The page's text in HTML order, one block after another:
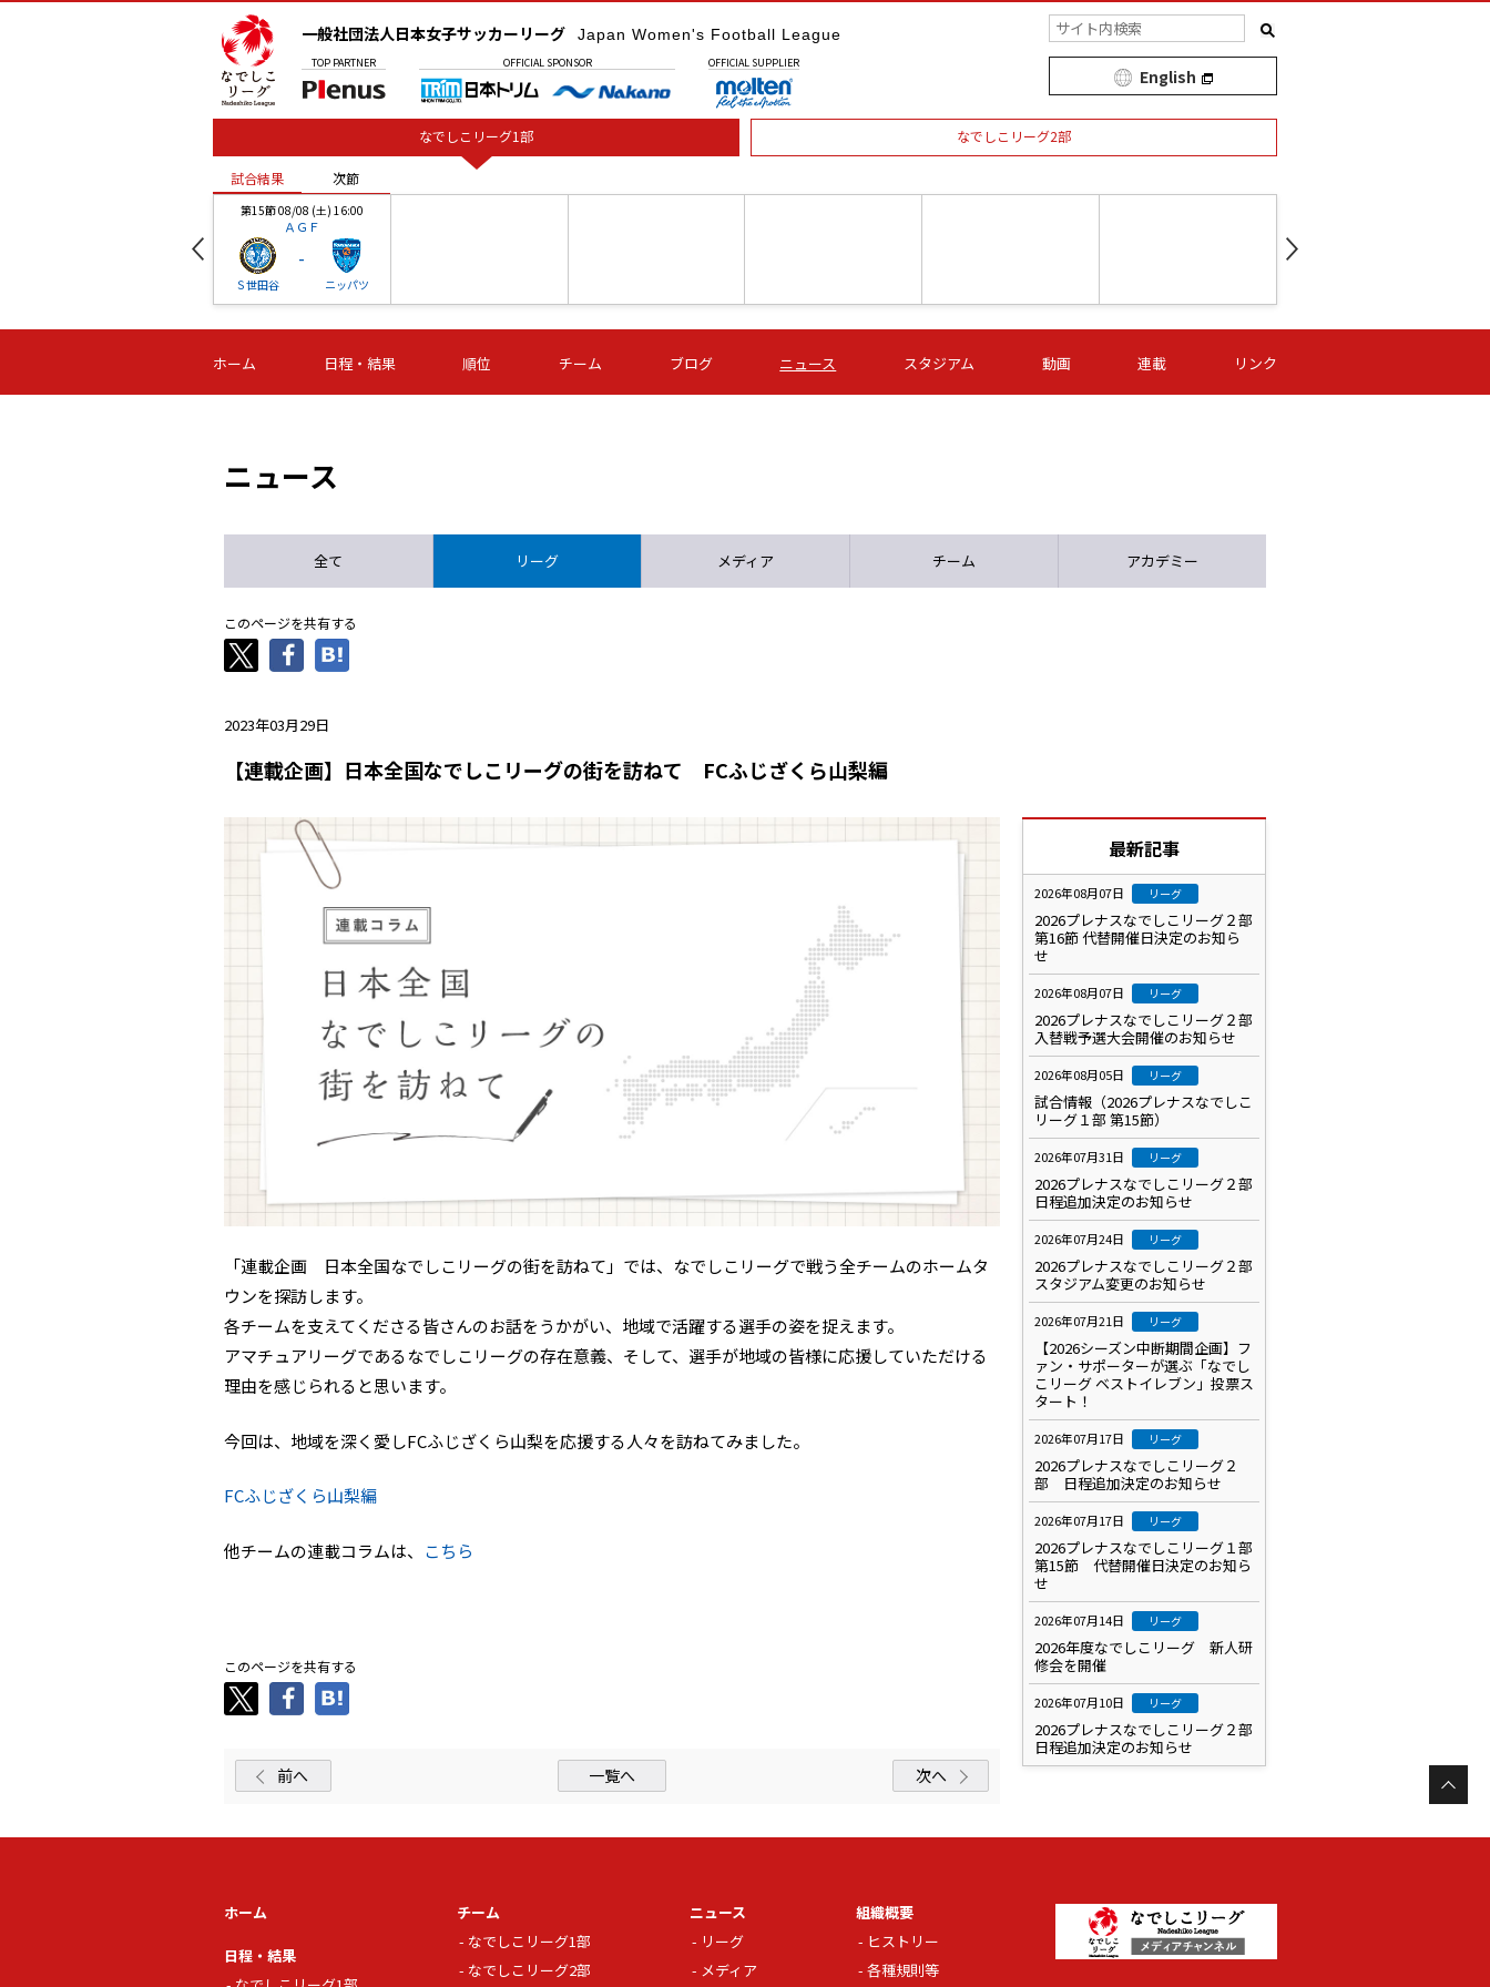
一般社団法人日本女子サッカーリーグ Japan Women's Football League
TOP PARTNER OFFICIAL SPONSOR OFFICIAL SUPPLIER
English
なでしこリーグ1部 なでしこリーグ2部
試合結果 次節
第15節 08/08 (土) 16:00
ＡＧＦ
Ｓ世田谷
-
ニッパツ
-
第16節 09/05 (土) 15:00
ニッパツ
-
第16節 09/05 (土) 15:00
石人の星
-
第16節 09/05 (土) 16:00
ＡＧＦ
-
いちご
-
第16節 09/06 (日) 15:00
-
第16節 09/06 (日) 15:00
- -
試合結果 次節
ホーム 日程・結果 順位 チーム ブログ ニュース スタジアム 動画 連載 リンク
ニュース
全て リーグ メディア チーム アカデミー
このページを共有する
2023年03月29日
【連載企画】日本全国なでしこリーグの街を訪ねて FCふじざくら山梨編
「連載企画 日本全国なでしこリーグの街を訪ねて」では、なでしこリーグで戦う全チームのホームタ
ウンを探訪します。
各チームを支えてくださる皆さんのお話をうかがい、地域で活躍する選手の姿を捉えます。
アマチュアリーグであるなでしこリーグの存在意義、そして、選手が地域の皆様に応援していただける
理由を感じられると思います。
今回は、地域を深く愛しFCふじざくら山梨を応援する人々を訪ねてみました。
FCふじざくら山梨編
他チームの連載コラムは、 こちら
このページを共有する
前へ 一覧へ 次へ
最新記事
2026年08月07日 リーグ
2026プレナスなでしこリーグ２部
第16節 代替開催日決定のお知ら
せ
2026年08月07日 リーグ
2026プレナスなでしこリーグ２部
入替戦予選大会開催のお知らせ
2026年08月05日 リーグ
試合情報（2026プレナスなでしこ
リーグ１部 第15節）
2026年07月31日 リーグ
2026プレナスなでしこリーグ２部
日程追加決定のお知らせ
2026年07月24日 リーグ
2026プレナスなでしこリーグ２部
スタジアム変更のお知らせ
2026年07月21日 リーグ
【2026シーズン中断期間企画】フ
ァン・サポーターが選ぶ「なでし
こリーグ ベストイレブン」投票ス
タート！
2026年07月17日 リーグ
2026プレナスなでしこリーグ２
部 日程追加決定のお知らせ
2026年07月17日 リーグ
2026プレナスなでしこリーグ１部
第15節 代替開催日決定のお知ら
せ
2026年07月14日 リーグ
2026年度なでしこリーグ 新人研
修会を開催
2026年07月10日 リーグ
2026プレナスなでしこリーグ２部
日程追加決定のお知らせ
ホーム
日程・結果
チーム
なでしこリーグ1部
なでしこリーグ2部
ニュース
リーグ
メディア
組織概要
ヒストリー
各種規則等